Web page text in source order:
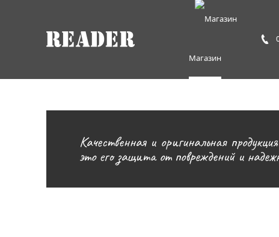
Магазин
Качественная и оригинальная
это его защита от повреждений и